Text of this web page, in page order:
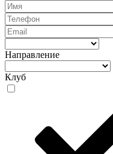
Направление
Клуб